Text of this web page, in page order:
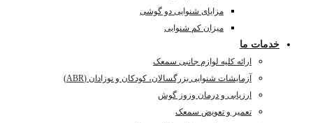
مزایای شنوایی دو گوشی
میزان کم شنوایی
خدمات ما
ارائه کلیه لوازم جانبی سمعک
آزمایشات شنوایی بزرگسالان، کودکان و نوزادان (ABR)
ارزیابی و درمان وزوز گوش
تعمیر و تعویض سمعک